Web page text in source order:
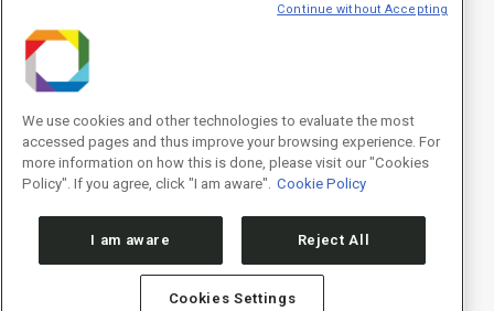
Concordo com os termos de uso descritos naPolítica de
Privacidade
/I agree to the terms of use described in the
Privacy
Policy.
We use cookies and other technologies to evaluate the most
accessed pages and thus improve your browsing experience. For
more information on how this is done, please visit our "Cookies
Policy". If you agree, click "I am aware". Cookie Policy
I am aware Reject All
Cookies Settings
Continue without Accepting